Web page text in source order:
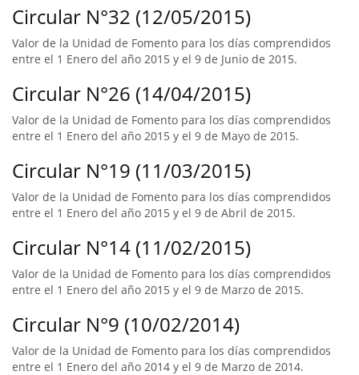
Circular N°32 (12/05/2015)
Valor de la Unidad de Fomento para los días comprendidos
entre el 1 Enero del año 2015 y el 9 de Junio de 2015.
Circular N°26 (14/04/2015)
Valor de la Unidad de Fomento para los días comprendidos
entre el 1 Enero del año 2015 y el 9 de Mayo de 2015.
Circular N°19 (11/03/2015)
Valor de la Unidad de Fomento para los días comprendidos
entre el 1 Enero del año 2015 y el 9 de Abril de 2015.
Circular N°14 (11/02/2015)
Valor de la Unidad de Fomento para los días comprendidos
entre el 1 Enero del año 2015 y el 9 de Marzo de 2015.
Circular N°9 (10/02/2014)
Valor de la Unidad de Fomento para los días comprendidos
entre el 1 Enero del año 2014 y el 9 de Marzo de 2014.